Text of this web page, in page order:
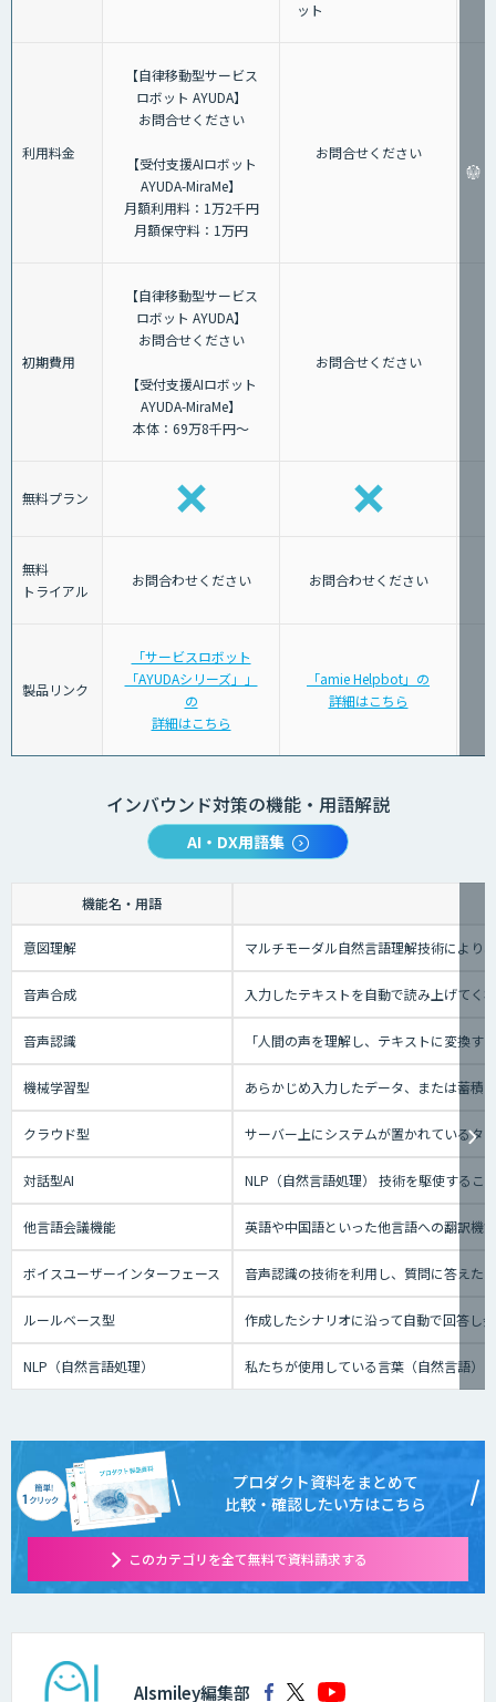
ット
利用料金
【自律移動型サービス
ロボット AYUDA】
お問合せください
【受付支援AIロボット
AYUDA-MiraMe】
月額利用料：1万2千円
月額保守料：1万円
お問合せください
初期費用
【自律移動型サービス
ロボット AYUDA】
お問合せください
【受付支援AIロボット
AYUDA-MiraMe】
本体：69万8千円～
お問合せください
無料プラン
無料
トライアル
お問合わせください お問合わせください
製品リンク
「サービスロボット
「AYUDAシリーズ」」
の
詳細はこちら
「amie Helpbot」の
詳細はこちら
インバウンド対策の機能・用語解説
AI・DX用語集
機能名・用語
意図理解 マルチモーダル自然言語理解技術により
音声合成 入力したテキストを自動で読み上げてく
音声認識 「人間の声を理解し、テキストに変換
機械学習型 あらかじめ入力したデータ、または蓄積
クラウド型 サーバー上にシステムが置かれているタ
対話型AI NLP（自然言語処理） 技術を駆使するこ
他言語会議機能 英語や中国語といった他言語への翻訳機
ボイスユーザーインターフェース 音声認識の技術を利用し、質問に答えた
ルールベース型 作成したシナリオに沿って自動で回答し
NLP（自然言語処理） 私たちが使用している言葉（自然言語）
プロダクト資料をまとめて
比較・確認したい方はこちら
このカテゴリを全て無料で資料請求する
AIsmiley編集部